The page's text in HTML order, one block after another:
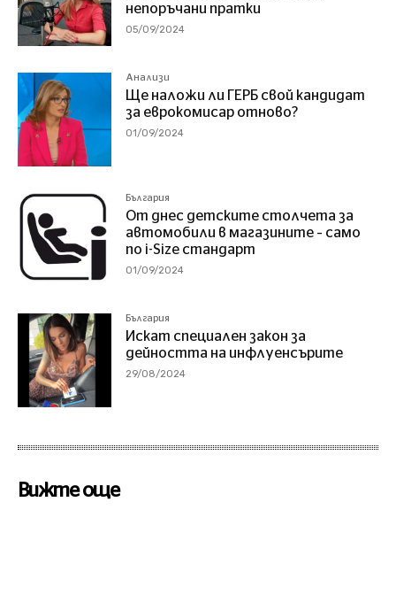
непоръчани пратки
05/09/2024
Анализи
Ще наложи ли ГЕРБ свой кандидат
за еврокомисар отново?
01/09/2024
България
От днес детските столчета за
автомобили в магазините – само
по i-Size стандарт
01/09/2024
България
Искат специален закон за
дейността на инфлуенсърите
29/08/2024
Вижте още